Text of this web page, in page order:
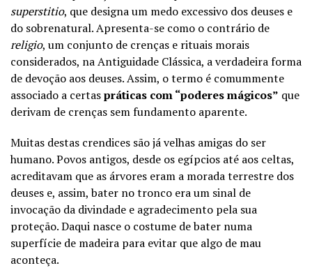
superstitio, que designa um medo excessivo dos deuses e
do sobrenatural. Apresenta-se como o contrário de
religio, um conjunto de crenças e rituais morais
considerados, na Antiguidade Clássica, a verdadeira forma
de devoção aos deuses. Assim, o termo é comummente
associado a certaspráticas com “poderes mágicos” que
derivam de crenças sem fundamento aparente.
Muitas destas crendices são já velhas amigas do ser
humano. Povos antigos, desde os egípcios até aos celtas,
acreditavam que as árvores eram a morada terrestre dos
deuses e, assim, bater no tronco era um sinal de
invocação da divindade e agradecimento pela sua
proteção. Daqui nasce o costume de bater numa
superfície de madeira para evitar que algo de mau
aconteça.